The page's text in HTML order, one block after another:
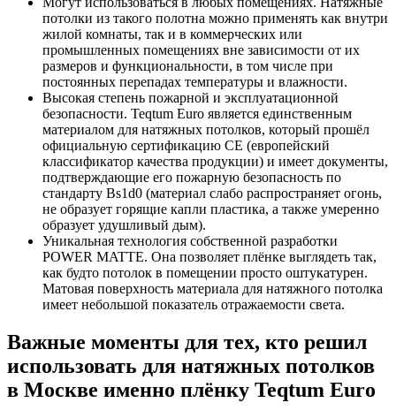
потолки из такого полотна можно применять как внутри
жилой комнаты, так и в коммерческих или
промышленных помещениях вне зависимости от их
размеров и функциональности, в том числе при
постоянных перепадах температуры и влажности.
Высокая степень пожарной и эксплуатационной
безопасности. Teqtum Euro является единственным
материалом для натяжных потолков, который прошёл
официальную сертификацию СЕ (европейский
классификатор качества продукции) и имеет документы,
подтверждающие его пожарную безопасность по
стандарту Bs1d0 (материал слабо распространяет огонь,
не образует горящие капли пластика, а также умеренно
образует удушливый дым).
Уникальная технология собственной разработки
POWER MATTE. Она позволяет плёнке выглядеть так,
как будто потолок в помещении просто оштукатурен.
Матовая поверхность материала для натяжного потолка
имеет небольшой показатель отражаемости света.
Важные моменты для тех, кто решил
использовать для натяжных потолков
в Москве именно плёнку Teqtum Euro